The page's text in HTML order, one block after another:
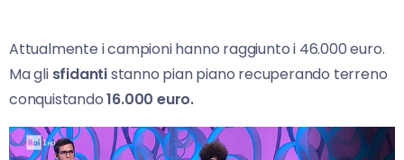
Attualmente i campioni hanno raggiunto i 46.000 euro.
Ma gli sfidantistanno pian piano recuperando terreno
conquistando16.000 euro.